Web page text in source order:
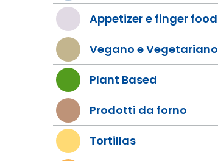
Appetizer e finger food
Vegano e Vegetariano
Plant Based
Prodotti da forno
Tortillas